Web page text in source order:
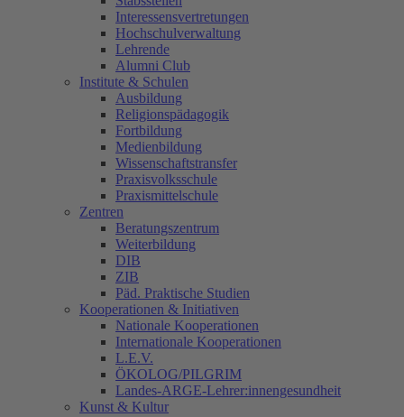
Interessensvertretungen
Hochschulverwaltung
Lehrende
Alumni Club
Institute & Schulen
Ausbildung
Religionspädagogik
Fortbildung
Medienbildung
Wissenschaftstransfer
Praxisvolksschule
Praxismittelschule
Zentren
Beratungszentrum
Weiterbildung
DIB
ZIB
Päd. Praktische Studien
Kooperationen & Initiativen
Nationale Kooperationen
Internationale Kooperationen
L.E.V.
ÖKOLOG/PILGRIM
Landes-ARGE-Lehrer:innengesundheit
Kunst & Kultur